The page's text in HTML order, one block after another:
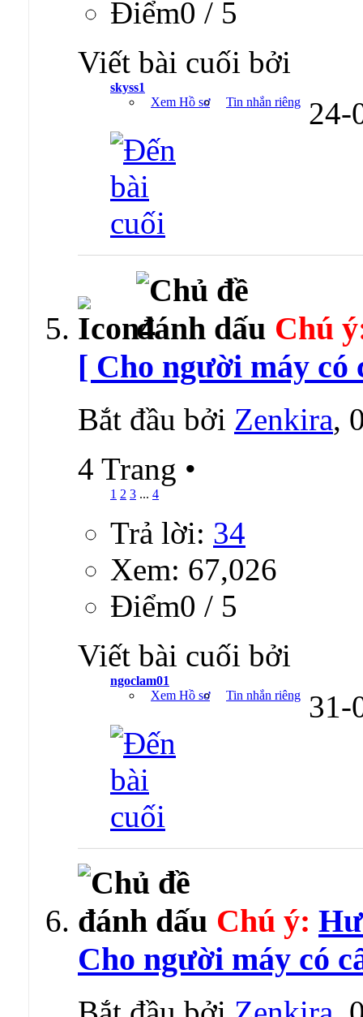
Ðiểm0 / 5
Viết bài cuối bởi
skyss1
Xem Hồ sơ
Tin nhắn riêng 24-
Chú
[ Cho người máy có
Bắt đầu bởi Zenkira,
4 Trang •
1 2 3 ... 4
Trả lời: 34
Xem: 67,026
Ðiểm0 / 5
Viết bài cuối bởi
ngoclam01
Xem Hồ sơ
Tin nhắn riêng 31-
Chú ý:
Cho người máy có